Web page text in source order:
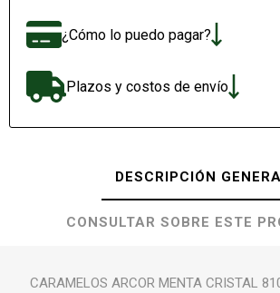
¿Cómo lo puedo pagar?
Plazos y costos de envío
DESCRIPCIÓN
CONSULTAR SOBRE ESTE
CARAMELOS ARCOR MENTA CRISTAL